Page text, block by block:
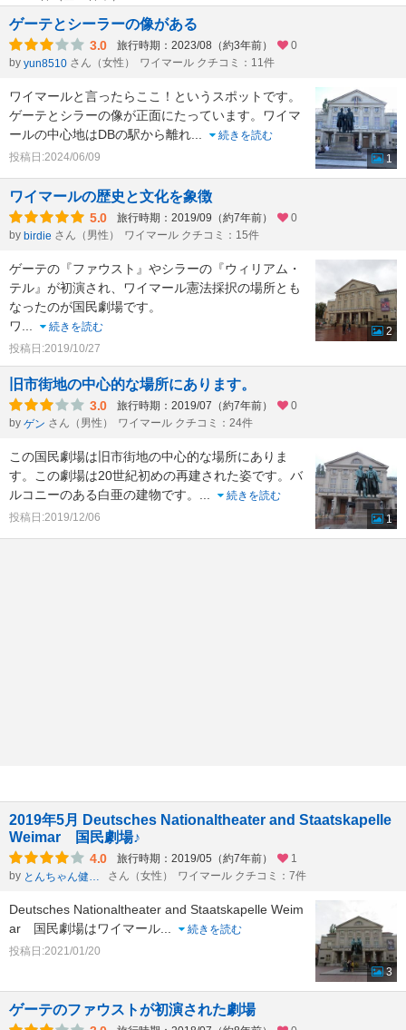
ゲーテとシーラーの像がある
3.0 旅行時期：2023/08（約3年前）
0
by yun8510 さん（女性） ワイマール クチコミ：11件
ワイマールと言ったらここ！というスポットです。
ゲーテとシラーの像が正面にたっています。ワイマ
ールの中心地はDBの駅から離れ
続きを読む
投稿日:2024/06/09
1
ワイマールの歴史と文化を象徴
5.0 旅行時期：2019/09（約7年前）
0
by birdie さん（男性） ワイマール クチコミ：15件
ゲーテの『ファウスト』やシラーの『ウィリアム・
テル』が初演され、ワイマール憲法採択の場所とも
なったのが国民劇場です。
ワ
続きを読む
投稿日:2019/10/27
2
旧市街地の中心的な場所にあります。
3.0 旅行時期：2019/07（約7年前）
0
by ゲン さん（男性） ワイマール クチコミ：24件
この国民劇場は旧市街地の中心的な場所にありま
す。この劇場は20世紀初めの再建された姿です。バ
ルコニーのある白亜の建物です。
続きを読む
投稿日:2019/12/06
1
2019年5月 Deutsches Nationaltheater and Staatskapelle
Weimar 国民劇場♪
4.0 旅行時期：2019/05（約7年前）
1
by
とんちゃん健康一番 さん（女性） ワイマール クチコミ：7件
Deutsches Nationaltheater and Staatskapelle Weim
ar 国民劇場はワイマール
続きを読む
投稿日:2021/01/20
3
ゲーテのファウストが初演された劇場